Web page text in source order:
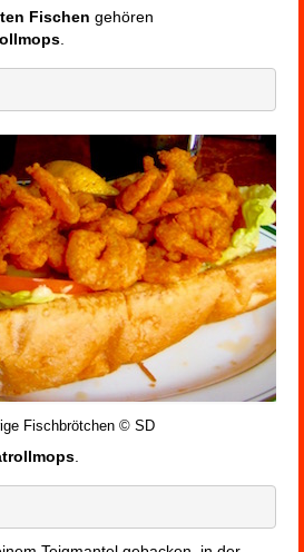
Fischen gehören
.
Fischbrötchen © SD